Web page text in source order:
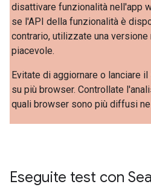
disattivare funzionalità nell'app
se l'API della funzionalità è
contrario, utilizzate una versione
piacevole.
Evitate di aggiornare o lanciare
su più browser. Controllate
quali browser sono più diffusi
Eseguite test con